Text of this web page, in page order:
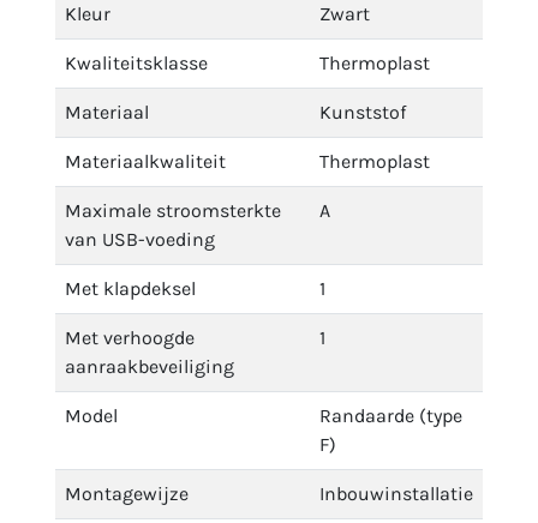
Kleur Zwart
Kwaliteitsklasse Thermoplast
Materiaal Kunststof
Materiaalkwaliteit Thermoplast
Maximale stroomsterkte
van USB-voeding
A
Met klapdeksel 1
Met verhoogde
aanraakbeveiliging
1
Model
Randaarde (type
F)
Montagewijze Inbouwinstallatie